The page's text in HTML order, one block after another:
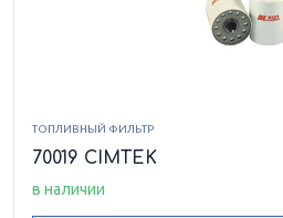
ТОПЛИВНЫЙ ФИЛЬТР
70019 CIMTEK
в наличии